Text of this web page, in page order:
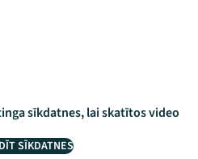
sīkdatnes, lai skatītos video
SĪKDATNES